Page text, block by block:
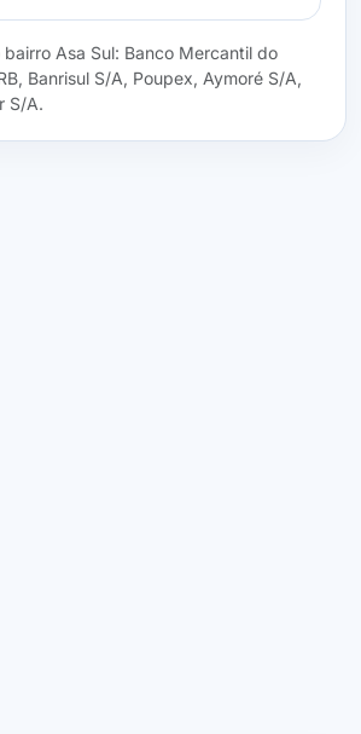
Asa Sul: Banco Mercantil do
Banrisul S/A, Poupex, Aymoré S/A,
S/A.